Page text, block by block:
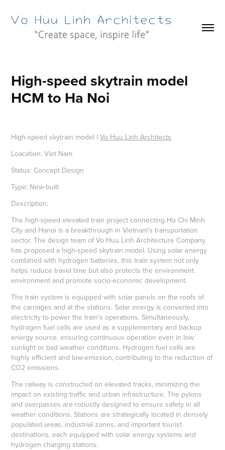
High-speed skytrain model
HCM to Ha Noi
High-speed skytrain model IVo Huu Linh Architects
Loacation: Viet Nam
Status: Concept Design
Type: New-built
Description:
The high-speed elevated train project connecting Ho Chi Minh
City and Hanoi is a breakthrough in Vietnam's transportation
sector. The design team of Vo Huu Linh Architecture Company
has proposed a high-speed skytrain model. Using solar energy
combined with hydrogen batteries, this train system not only
helps reduce travel time but also protects the environment.
environment and promote socio-economic development.
The train system is equipped with solar panels on the roofs of
the carriages and at the stations. Solar energy is converted into
electricity to power the train's operations. Simultaneously,
hydrogen fuel cells are used as a supplementary and backup
energy source, ensuring continuous operation even in low
sunlight or bad weather conditions. Hydrogen fuel cells are
highly efficient and low-emission, contributing to the reduction of
CO2 emissions.
The railway is constructed on elevated tracks, minimizing the
impact on existing traffic and urban infrastructure. The pylons
and overpasses are robustly designed to ensure safety in all
weather conditions. Stations are strategically located in densely
populated areas, industrial zones, and important tourist
destinations, each equipped with solar energy systems and
hydrogen charging stations.